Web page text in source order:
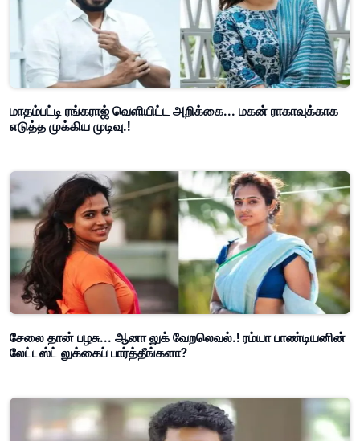
மாதம்பட்டி ரங்கராஜ் வெளியிட்ட அறிக்கை... மகன் ராகாவுக்காக
எடுத்த முக்கிய முடிவு.!
சேலை தான் பழசு... ஆனா லுக் வேறலெவல்.! ரம்யா பாண்டியனின்
லேட்டஸ்ட் லுக்கைப் பார்த்தீங்களா?